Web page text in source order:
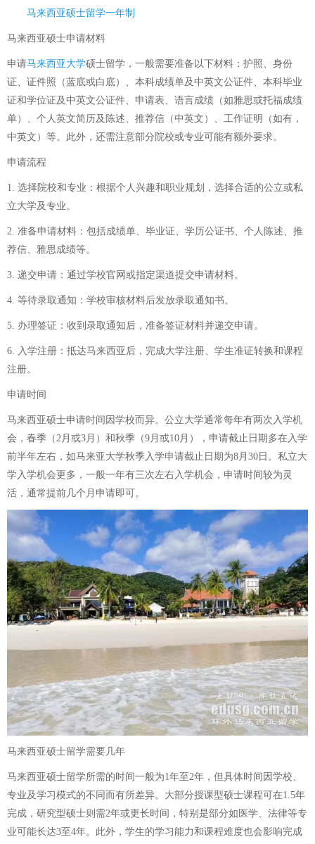
马来西亚硕士留学一年制
马来西亚硕士申请材料
申请马来西亚大学硕士留学，一般需要准备以下材料：护照、身份
证、证件照（蓝底或白底）、本科成绩单及中英文公证件、本科毕业
证和学位证及中英文公证件、申请表、语言成绩（如雅思或托福成绩
单）、个人英文简历及陈述、推荐信（中英文）、工作证明（如有，
中英文）等。此外，还需注意部分院校或专业可能有额外要求。
申请流程
1. 选择院校和专业：根据个人兴趣和职业规划，选择合适的公立或私
立大学及专业。
2. 准备申请材料：包括成绩单、毕业证、学历公证书、个人陈述、推
荐信、雅思成绩等。
3. 递交申请：通过学校官网或指定渠道提交申请材料。
4. 等待录取通知：学校审核材料后发放录取通知书。
5. 办理签证：收到录取通知后，准备签证材料并递交申请。
6. 入学注册：抵达马来西亚后，完成大学注册、学生准证转换和课程
注册。
申请时间
马来西亚硕士申请时间因学校而异。公立大学通常每年有两次入学机
会，春季（2月或3月）和秋季（9月或10月），申请截止日期多在入学
前半年左右，如马来亚大学秋季入学申请截止日期为8月30日。私立大
学入学机会更多，一般一年有三次左右入学机会，申请时间较为灵
活，通常提前几个月申请即可。
马来西亚硕士留学需要几年
马来西亚硕士留学所需的时间一般为1年至2年，但具体时间因学校、
专业及学习模式的不同而有所差异。大部分授课型硕士课程可在1.5年
完成，研究型硕士则需2年或更长时间，特别是部分如医学、法律等专
业可能长达3至4年。此外，学生的学习能力和课程难度也会影响完成